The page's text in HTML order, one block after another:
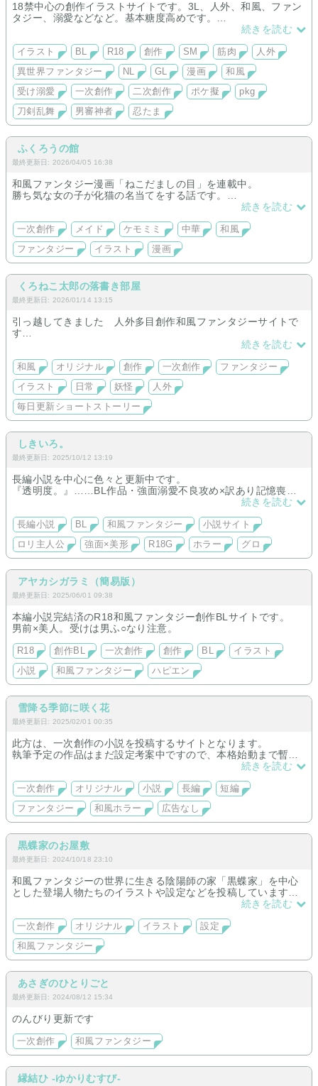
18禁中心の創作イラストサイトです。3L、人外、和風、ファン
タジー、溺愛などなど。基本糖度高めです。
更新は亀ですが18禁のギャグBL漫画描いております。続きを読む
イラスト BL R18 創作 SM 筋肉
人外
異世界ファンタジー
NL GL 漫画
和風
受け溺愛
一次創作 二次創作 ポケ擬
pkg
刀剣乱舞
男審神者 忍たま
ふくろうの館
最終更新日: 2026/04/05 16:38
和風ファンタジー漫画「ねこだましの目」を連載中。
勝ち気な女の子が化猫の名当てをする話です。
その他、可愛い女の子やケモミミたちを描いています。続きを読む
一次創作 メイド ケモミミ 中華
和風
ファンタジー
イラスト 漫画
くろねこ太郎の落書き部屋
最終更新日: 2026/01/14 13:15
引っ越してきました 人外多目創作和風ファンタジーサイトで
す
少年マンガテイストのイラストとユルい日常小咄メイン。
続きを読む
和風 オリジナル 創作 一次創作
ファンタジー
イラスト
日常 妖怪
人外
毎日更新ショートストーリー
しきいろ。
最終更新日: 2025/10/12 13:19
長編小説を中心に色々と更新中です。
『透明度。』……BL作品・強面溺愛不良攻め×訳あり記憶喪失
美形中心の固定CP 以前住んでいた場所に再度住むことになっ
もにまったり生活小説。（ほのぼの・シリアス・ギスギス）
『人もどきの復讐譚。』……和風ファンタジー・妖怪とかが出
てくる作品・少女夜歌が苦しい世界で存在し続けるために奮闘
する物語。ホラーグロ注意。（念のためR１８G）
続きを読む
長編小説 BL 和風ファンタジー
小説サイト
ロリ主人公
強面×美形 R18G ホラー グロ
アヤカシガラミ（簡易版）
最終更新日: 2025/06/01 09:38
本編小説完結済のR18和風ファンタジー創作BLサイトです。
男前×美人。受けは男ふ○なり注意。
R18 創作BL 一次創作 創作 BL
イラスト
小説
和風ファンタジー ハピエン
雪降る季節に咲く花
最終更新日: 2025/02/01 00:35
此方は、一次創作の小説を投稿するサイトとなります。
執筆予定の作品はまだ設定考案中ですので、本格始動まで暫く
続きを読む
一次創作 オリジナル 小説 長編
短編
ファンタジー
和風ホラー 広告なし
黒蝶家のお屋敷
最終更新日: 2024/10/18 23:10
和風ファンタジーの世界に生きる陰陽師の家「黒蝶家」を中心
とした登場人物たちのイラストや設定などを投稿しています。
続きを読む
一次創作 オリジナル イラスト
設定
和風ファンタジー
あさぎのひとりごと
最終更新日: 2024/08/12 15:34
のんびり更新です
一次創作 和風ファンタジー
縁結ひ -ゆかりむすび-